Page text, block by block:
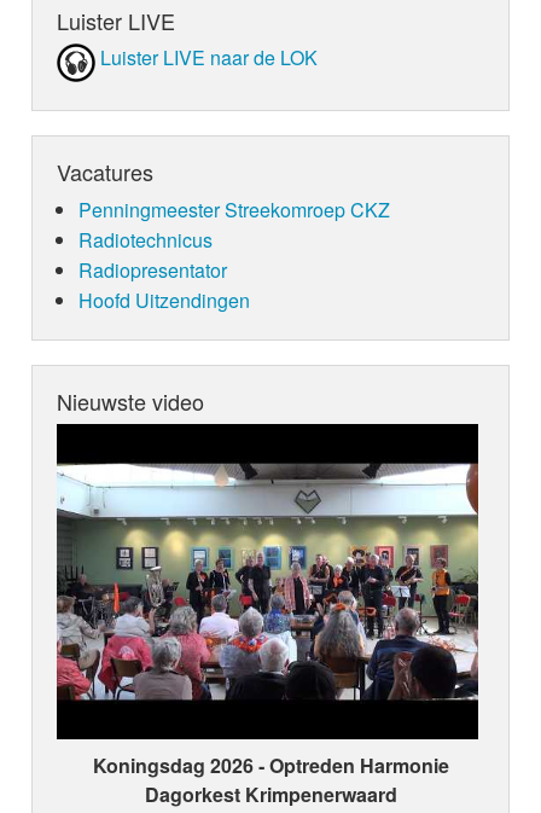
Luister LIVE
Luister LIVE naar de LOK
Vacatures
Penningmeester Streekomroep CKZ
Radiotechnicus
Radiopresentator
Hoofd Uitzendingen
Nieuwste video
Koningsdag 2026 ‑ Optreden Harmonie
Dagorkest Krimpenerwaard